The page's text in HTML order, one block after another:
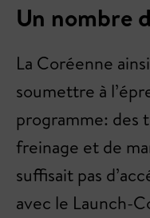
Un nombre
La Coréenne
soumettre à
programme: des
freinage et de
suffisait pas
avec le Launch-